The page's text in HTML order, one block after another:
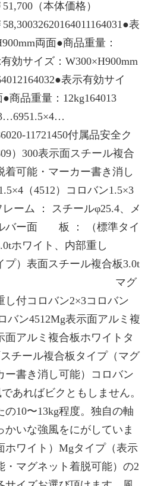
（本体価格）
表
両面●商品重量：
効サイズ：W300×H900mm
表示有効サイ
商品重量：12kg164013
11721450付属品安全ク
）300表示面スチール複合
可能・マーカー書き消し
（4512）コロバン1.5×3
ーム ： スチールφ25.4、メ
バー面 板 ： （標準タイ
ホワイト、内部重し
面スチール複合板3.0t
消し可能 マグ
し付コロバン2×3コロバン
バン4512Mg表示面アルミ複
アルミ複合板ホワイトタ
チール複合板タイプ（マグ
ー書き消し可能）コロバン
あればビクともしません。
10〜13kg程度。独自の軸
いな強風をにがしていま
ホワイト）Mgタイプ（表示
・マグネット着脱可能）の2